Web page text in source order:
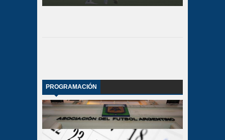
PROGRAMACIÓN